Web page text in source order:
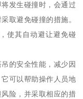
发生碰撞时，会通过
取避免碰撞的措施。
使其自动避让避免碰
的安全性能，减少因
可以帮助操作人员地
险，并采取相应的措